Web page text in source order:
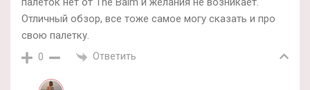
Отличный обзор, все тоже самое могу сказать и про
свою палетку.
0 Ответить